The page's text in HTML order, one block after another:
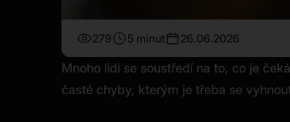
279 5 minut 26.06.2026
Mnoho lidí se soustředí na to, co je
časté chyby, kterým je třeba se